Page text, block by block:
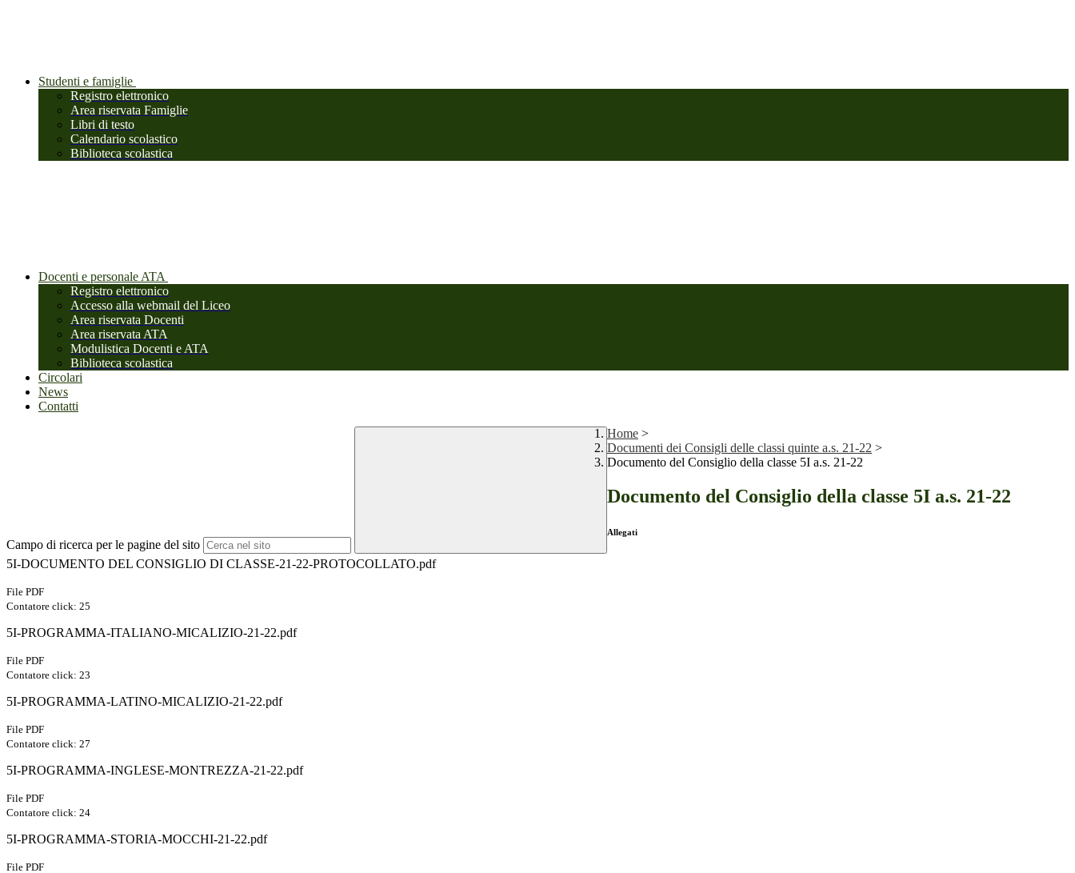
Studenti e famiglie
Registro elettronico
Area riservata Famiglie
Libri di testo
Calendario scolastico
Biblioteca scolastica
Docenti e personale ATA
Registro elettronico
Accesso alla webmail del Liceo
Area riservata Docenti
Area riservata ATA
Modulistica Docenti e ATA
Biblioteca scolastica
Circolari
News
Contatti
Campo di ricerca per le pagine del sito
Home >
Documenti dei Consigli delle classi quinte a.s. 21-22 >
Documento del Consiglio della classe 5I a.s. 21-22
Documento del Consiglio della classe 5I a.s. 21-22
Allegati
5I-DOCUMENTO DEL CONSIGLIO DI CLASSE-21-22-PROTOCOLLATO.pdf
File PDF
Contatore click: 25
5I-PROGRAMMA-ITALIANO-MICALIZIO-21-22.pdf
File PDF
Contatore click: 23
5I-PROGRAMMA-LATINO-MICALIZIO-21-22.pdf
File PDF
Contatore click: 27
5I-PROGRAMMA-INGLESE-MONTREZZA-21-22.pdf
File PDF
Contatore click: 24
5I-PROGRAMMA-STORIA-MOCCHI-21-22.pdf
File PDF